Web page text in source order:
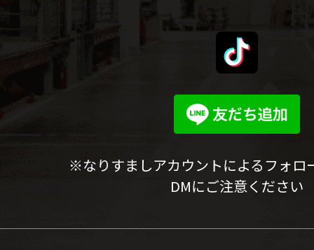
※なりすましアカウントによるフォロ
DMにご注意ください